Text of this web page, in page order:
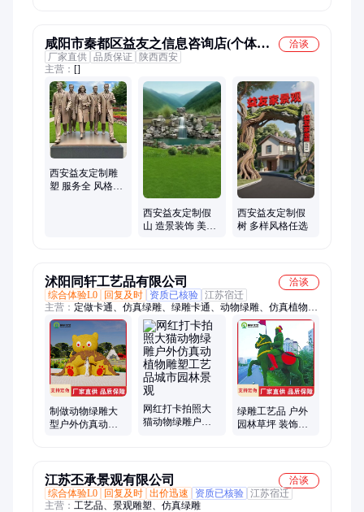
咸阳市秦都区益友之信息咨询店(个体工
商户)
洽谈
厂家直供 品质保证 陕西西安
主营： []
西安益友定制雕
塑 服务全 风格多
西安益友定制假
山 造景装饰 美观
西安益友定制假
树 多样风格任选
沭阳同轩工艺品有限公司
洽谈
综合体验L0
回复及时 资质已核验 江苏宿迁
主营： 定做卡通、仿真绿雕、绿雕卡通、动物绿雕、仿真植物、
卡通植物、绿雕栩栩如生
制做动物绿雕大
型户外仿真动植
网红打卡拍照大
猫动物绿雕户外
绿雕工艺品 户外
园林草坪 装饰造
江苏丕承景观有限公司
洽谈
综合体验L0
回复及时 出价迅速 资质已核验 江苏宿迁
主营： 工艺品、景观雕塑、仿真绿雕